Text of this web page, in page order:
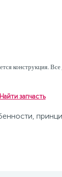
конструкция.